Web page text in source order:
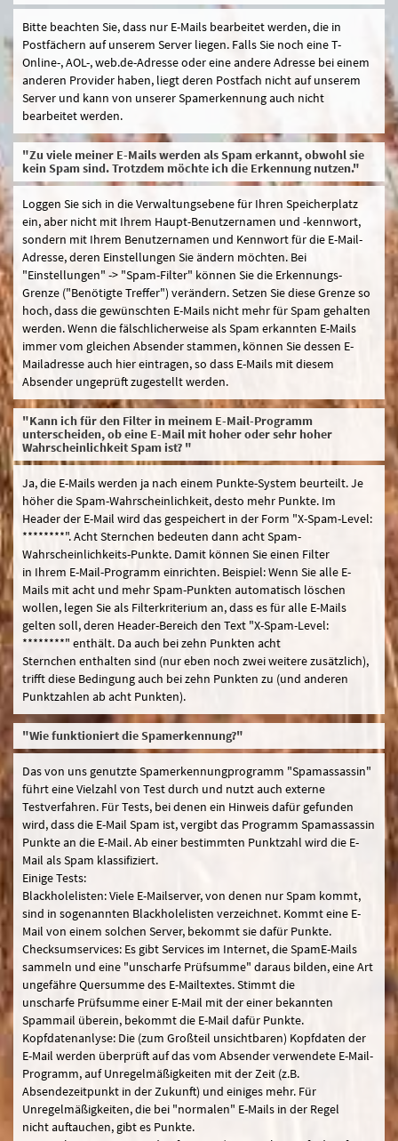
Bitte beachten Sie, dass nur E-Mails bearbeitet werden, die in
Postfächern auf unserem Server liegen. Falls Sie noch eine T-
Online-, AOL-, web.de-Adresse oder eine andere Adresse bei einem
anderen Provider haben, liegt deren Postfach nicht auf unserem
Server und kann von unserer Spamerkennung auch nicht
bearbeitet werden.
"Zu viele meiner E-Mails werden als Spam erkannt, obwohl sie
kein Spam sind. Trotzdem möchte ich die Erkennung nutzen."
Loggen Sie sich in die Verwaltungsebene für Ihren Speicherplatz
ein, aber nicht mit Ihrem Haupt-Benutzernamen und -kennwort,
sondern mit Ihrem Benutzernamen und Kennwort für die E-Mail-
Adresse, deren Einstellungen Sie ändern möchten. Bei
"Einstellungen" -> "Spam-Filter" können Sie die Erkennungs-
Grenze ("Benötigte Treffer") verändern. Setzen Sie diese Grenze so
hoch, dass die gewünschten E-Mails nicht mehr für Spam gehalten
werden. Wenn die fälschlicherweise als Spam erkannten E-Mails
immer vom gleichen Absender stammen, können Sie dessen E-
Mailadresse auch hier eintragen, so dass E-Mails mit diesem
Absender ungeprüft zugestellt werden.
"Kann ich für den Filter in meinem E-Mail-Programm
unterscheiden, ob eine E-Mail mit hoher oder sehr hoher
Wahrscheinlichkeit Spam ist? "
Ja, die E-Mails werden ja nach einem Punkte-System beurteilt. Je
höher die Spam-Wahrscheinlichkeit, desto mehr Punkte. Im
Header der E-Mail wird das gespeichert in der Form "X-Spam-Level:
********". Acht Sternchen bedeuten dann acht Spam-
Wahrscheinlichkeits-Punkte. Damit können Sie einen Filter
in Ihrem E-Mail-Programm einrichten. Beispiel: Wenn Sie alle E-
Mails mit acht und mehr Spam-Punkten automatisch löschen
wollen, legen Sie als Filterkriterium an, dass es für alle E-Mails
gelten soll, deren Header-Bereich den Text "X-Spam-Level:
********" enthält. Da auch bei zehn Punkten acht
Sternchen enthalten sind (nur eben noch zwei weitere zusätzlich),
trifft diese Bedingung auch bei zehn Punkten zu (und anderen
Punktzahlen ab acht Punkten).
"Wie funktioniert die Spamerkennung?"
Das von uns genutzte Spamerkennungprogramm "Spamassassin"
führt eine Vielzahl von Test durch und nutzt auch externe
Testverfahren. Für Tests, bei denen ein Hinweis dafür gefunden
wird, dass die E-Mail Spam ist, vergibt das Programm Spamassassin
Punkte an die E-Mail. Ab einer bestimmten Punktzahl wird die E-
Mail als Spam klassifiziert.
Einige Tests:
Blackholelisten: Viele E-Mailserver, von denen nur Spam kommt,
sind in sogenannten Blackholelisten verzeichnet. Kommt eine E-
Mail von einem solchen Server, bekommt sie dafür Punkte.
Checksumservices: Es gibt Services im Internet, die SpamE-Mails
sammeln und eine "unscharfe Prüfsumme" daraus bilden, eine Art
ungefähre Quersumme des E-Mailtextes. Stimmt die
unscharfe Prüfsumme einer E-Mail mit der einer bekannten
Spammail überein, bekommt die E-Mail dafür Punkte.
Kopfdatenanlyse: Die (zum Großteil unsichtbaren) Kopfdaten der
E-Mail werden überprüft auf das vom Absender verwendete E-Mail-
Programm, auf Unregelmäßigkeiten mit der Zeit (z.B.
Absendezeitpunkt in der Zukunft) und einiges mehr. Für
Unregelmäßigkeiten, die bei "normalen" E-Mails in der Regel
nicht auftauchen, gibt es Punkte.